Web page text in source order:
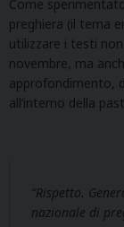
Come
preghiera (il tema
utilizzare i testi
novembre, ma
approfondimento,
all’interno della
“Rispetto.
nazionale di